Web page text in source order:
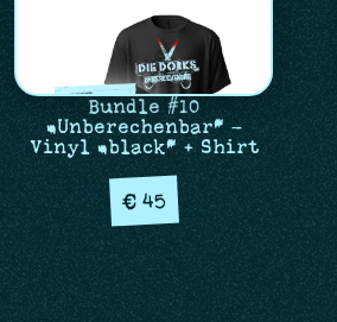
Bundle #10
„Unberechenbar“ –
Vinyl „black“ + Shirt
€ 45